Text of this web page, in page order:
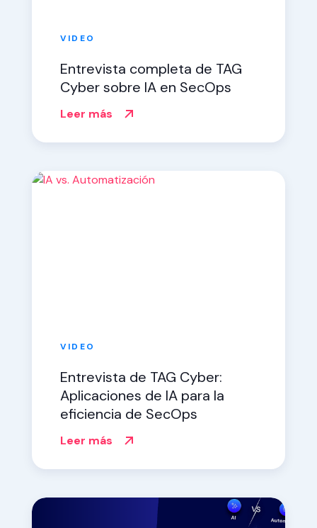
VIDEO
Entrevista completa de TAG
Cyber sobre IA en SecOps
Leer más
VIDEO
Entrevista de TAG Cyber:
Aplicaciones de IA para la
eficiencia de SecOps
Leer más